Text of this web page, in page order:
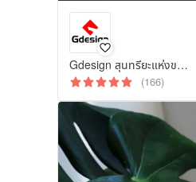
Gdesign สุนทรียะแห่งของใช้ไลฟ์สไตล์
(166)